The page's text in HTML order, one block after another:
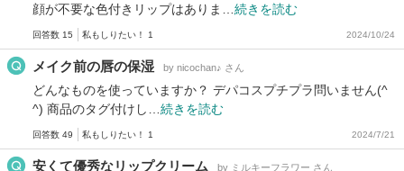
顔が不要な色付きリップはありま… 続きを読む
回答数 15 私もしりたい！ 1 2024/10/24
メイク前の唇の保湿 by nicochan♪ さん
どんなものを使っていますか？ デパコスプチプラ問いません(^
^) 商品のタグ付けし… 続きを読む
回答数 49 私もしりたい！ 1 2024/7/21
安くて優秀なリップクリーム by ミルキーフラワー さん